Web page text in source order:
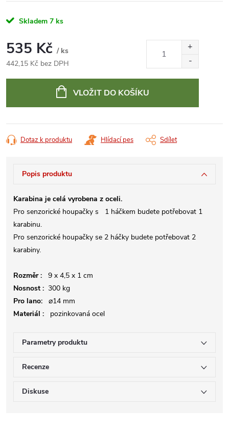
Skladem 7 ks
535 Kč / ks
442,15 Kč bez DPH
VLOŽIT DO KOŠÍKU
Dotaz k produktu Hlídací pes Sdílet
Popis produktu
Karabina je celá vyrobena z oceli.
Pro senzorické houpačky s 1 háčkem budete potřebovat 1
karabinu.
Pro senzorické houpačky se 2 háčky budete potřebovat 2
karabiny.
Rozměr : 9 x 4,5 x 1 cm
Nosnost : 300 kg
Pro lano: ⌀14 mm
Materiál :
pozinkovaná ocel
Parametry produktu
Recenze
Diskuse